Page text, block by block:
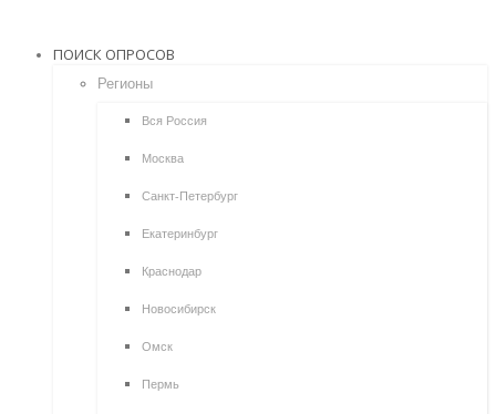
ПОИСК ОПРОСОВ
Регионы
Вся Россия
Москва
Санкт-Петербург
Екатеринбург
Краснодар
Новосибирск
Омск
Пермь